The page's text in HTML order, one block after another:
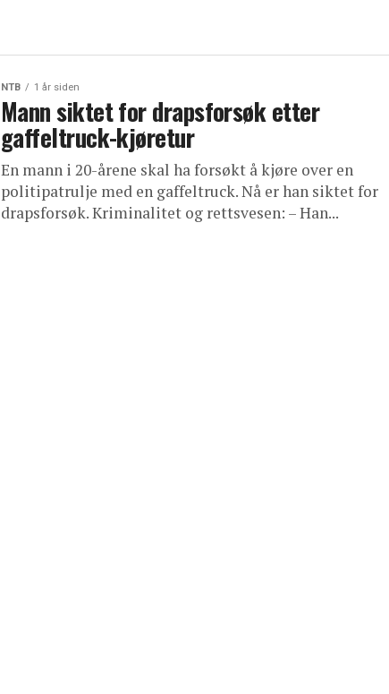
NTB 1 år siden
Mann siktet for drapsforsøk etter
gaffeltruck-kjøretur
En mann i 20-årene skal ha forsøkt å kjøre over en
politipatrulje med en gaffeltruck. Nå er han siktet for
drapsforsøk. Kriminalitet og rettsvesen: – Han...